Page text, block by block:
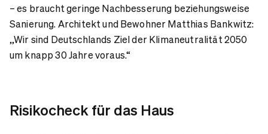
– es braucht geringe Nachbesserung beziehungsweise
Sanierung. Architekt und Bewohner Matthias Bankwitz:
„Wir sind Deutschlands Ziel der Klimaneutralität 2050
um knapp 30 Jahre voraus.“
Risikocheck für das Haus